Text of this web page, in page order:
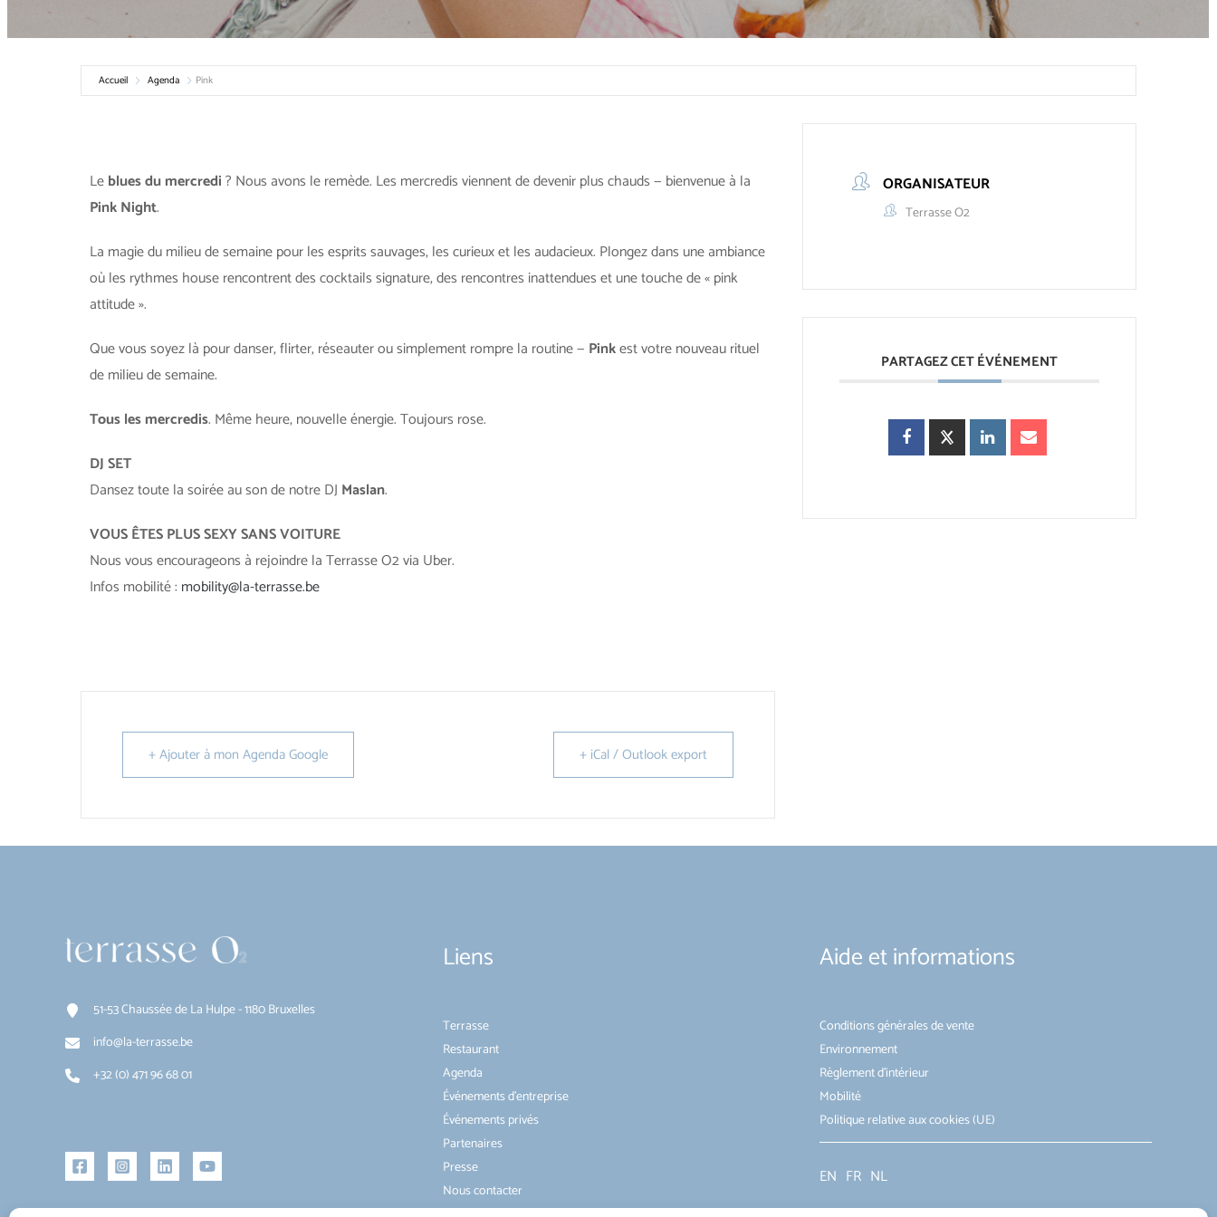
Accueil Agenda Pink
Leblues du mercredi? Nous avons le remède. Les mercredis viennent de devenir plus chauds — bienvenue à la
Pink Night.
La magie du milieu de semaine pour les esprits sauvages, les curieux et les audacieux. Plongez dans une ambiance
où les rythmes house rencontrent des cocktails signature, des rencontres inattendues et une touche de « pink
attitude ».
Que vous soyez là pour danser, flirter, réseauter ou simplement rompre la routine — Pinkest votre nouveau rituel
de milieu de semaine.
Tous les mercredis. Même heure, nouvelle énergie. Toujours rose.
DJ SET
Dansez toute la soirée au son de notre DJ Maslan.
VOUS ÊTES PLUS SEXY SANS VOITURE
Nous vous encourageons à rejoindre la Terrasse O2 via Uber.
Infos mobilité : mobility@la-terrasse.be
+ Ajouter à mon Agenda Google + iCal / Outlook export
ORGANISATEUR
Terrasse O2
PARTAGEZ CET ÉVÉNEMENT
51-53 Chaussée de La Hulpe - 1180 Bruxelles
info@la-terrasse.be
+32 (0) 471 96 68 01
Liens
Terrasse
Restaurant
Agenda
Événements d’entreprise
Événements privés
Partenaires
Presse
Nous contacter
Aide et informations
Conditions générales de vente
Environnement
Règlement d’intérieur
Mobilité
Politique relative aux cookies (UE)
EN FR NL